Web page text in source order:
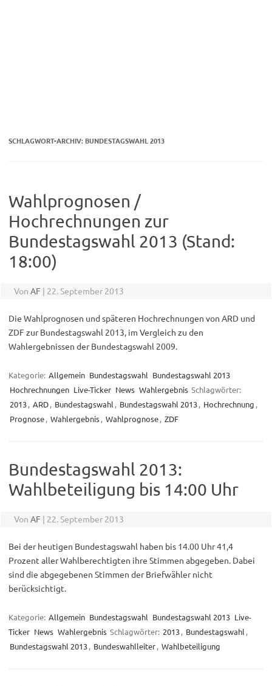
SCHLAGWORT-ARCHIV: BUNDESTAGSWAHL 2013
Wahlprognosen /
Hochrechnungen zur
Bundestagswahl 2013 (Stand:
18:00)
Von AF | 22. September 2013
Die Wahlprognosen und späteren Hochrechnungen von ARD und
ZDF zur Bundestagswahl 2013, im Vergleich zu den
Wahlergebnissen der Bundestagswahl 2009.
Kategorie: Allgemein Bundestagswahl Bundestagswahl 2013
Hochrechnungen Live-Ticker News Wahlergebnis Schlagwörter:
2013, ARD, Bundestagswahl , Bundestagswahl 2013, Hochrechnung ,
Prognose, Wahlergebnis, Wahlprognose, ZDF
Bundestagswahl 2013:
Wahlbeteiligung bis 14:00 Uhr
Von AF | 22. September 2013
Bei der heutigen Bundestagswahl haben bis 14.00 Uhr 41,4
Prozent aller Wahlberechtigten ihre Stimmen abgegeben. Dabei
sind die abgegebenen Stimmen der Briefwähler nicht
berücksichtigt.
Kategorie: Allgemein Bundestagswahl Bundestagswahl 2013 Live-
Ticker News Wahlergebnis Schlagwörter: 2013, Bundestagswahl ,
Bundestagswahl 2013, Bundeswahlleiter, Wahlbeteiligung